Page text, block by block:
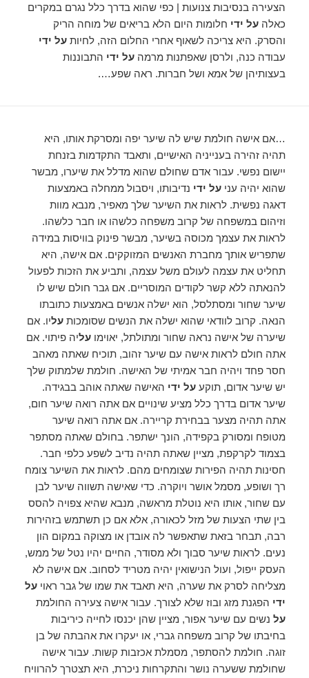
הצעירה בנסיבות צנועות | כפי שהוא בדרך כלל נגרם במקרים
כאלהעל ידי חלומות היום הלא בריאים של מוחה הריק
והסרק. היא צריכה לשאוף אחרי החלום הזה, לחיותעל ידי
עבודה כנה, ולרסן שאפתנות מרמהעל ידי התבוננות
בעצותיהן של אמא ושל חברות. ראה שפע….
…אם אישה חולמת שיש לה שיער יפה ומסרקת אותו, היא
תהיה זהירה בענייניה האישיים, ותאבד התקדמות בזנחת
יישום נפשי. עבור אדם שחולם שהוא מדלל את שיערו, מבשר
שהוא יהיה עניעל ידי נדיבותו, ויסבול ממחלה באמצעות
דאגה נפשית. לראות את השיער שלך מאפיר, מנבא מוות
וזיהום במשפחה של קרוב משפחה כלשהו או חבר כלשהו.
לראות את עצמך מכוסה בשיער, מבשר פינוק בוויסות במידה
שתפריש אותך מחברת האנשים המזוקקים. אם אישה, היא
תחליט את עצמה לעולם משל עצמה, ותביע את הזכות לפעול
להנאתה ללא קשר לקודים המוסריים. אם גבר חולם שיש לו
שיער שחור ומסתלסל, הוא ישלה אנשים באמצעות כתובתו
הנאה. קרוב לוודאי שהוא ישלה את הנשים שסומכותעליו. אם
שיערה של אישה נראה שחור ומתולתל, יאוימועליה פיתוי. אם
אתה חולם לראות אישה עם שיער זהוב, תוכיח שאתה מאהב
חסר פחד ויהיה חבר אמיתי של האישה. חולמת שלמתוק שלך
יש שיער אדום, תוקעעל ידי האישה שאתה אוהב בבגידה.
שיער אדום בדרך כלל מציע שינויים אם אתה רואה שיער חום,
אתה תהיה מצער בבחירת קריירה. אם אתה רואה שיער
מטופח ומסורק בקפידה, הונך ישתפר. בחולם שאתה מסתפר
בצמוד לקרקפת, מציין שאתה תהיה נדיב לשפע כלפי חבר.
חסינות תהיה הפירות שצומחים מהם. לראות את השיער צומח
רך ושופע, מסמל אושר ויוקרה. כדי שאישה תשווה שיער לבן
עם שחור, אותו היא נוטלת מראשה, מנבא שהיא צפויה להסס
בין שתי הצעות של מזל לכאורה, אלא אם כן תשתמש בזהירות
רבה, תבחר בזאת שתאפשר לה אובדן או מצוקה במקום הון
נעים. לראות שיער סבוך ולא מסודר, החיים יהיו נטל של ממש,
העסק ייפול, ועול הנישואין יהיה מטריד לסחוב. אם אישה לא
מצליחה לסרק את שערה, היא תאבד את שמו של גבר ראויעל
ידי הפגנת מזג ובוז שלא לצורך. עבור אישה צעירה החולמת
על נשים עם שיער אפור, מציין שהן יכנסו לחייה כיריבות
בחיבתו של קרוב משפחה גברי, או יעקרו את אהבתה של בן
זוגה. חולמת להסתפר, מסמלת אכזבות קשות. עבור אישה
שחולמת ששערה נושר והתקרחות ניכרת, היא תצטרך להרוויח